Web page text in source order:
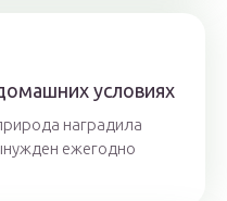
условиях
наградила
ежегодно